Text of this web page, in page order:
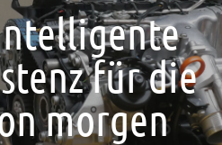
für die
morgen